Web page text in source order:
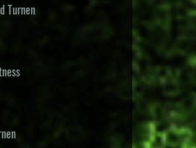
Turnen